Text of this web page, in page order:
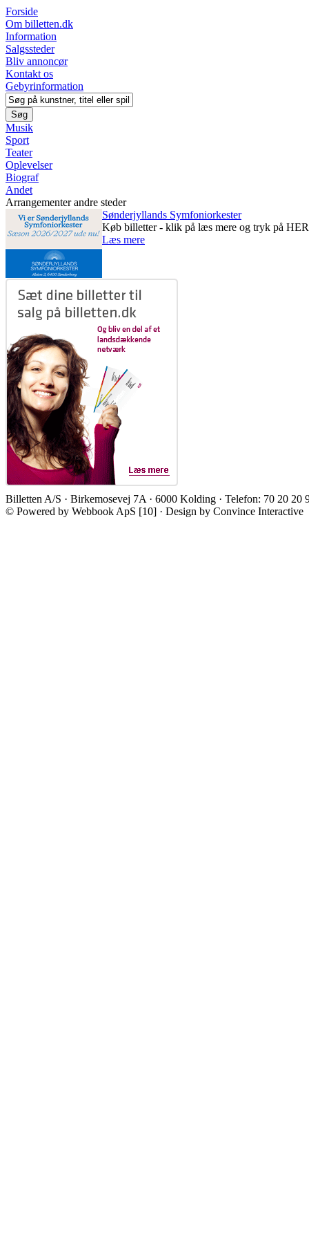
Forside
Om billetten.dk
Information
Salgssteder
Bliv annoncør
Kontakt os
Gebyrinformation
Musik
Sport
Teater
Oplevelser
Biograf
Andet
Arrangementer andre steder
Sønderjyllands Symfoniorkester
Køb billetter - klik på læs mere og tryk på HER
Læs mere
Billetten A/S · Birkemosevej 7A · 6000 Kolding · Telefon: 70 20
© Powered by Webbook ApS [10] · Design by Convince Interactive